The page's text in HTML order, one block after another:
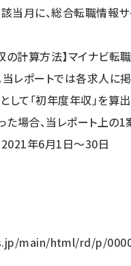
該当月に、総合転職情報
の計算方法】マイナビ転
当レポートでは各求人
して「初年度年収」を算
た場合、当レポート上の
2021年6月1日～30日
main/html/rd/p/